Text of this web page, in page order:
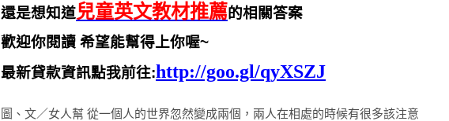
還是想知道兒童英文教材推薦的相關答案
歡迎你閱讀 希望能幫得上你喔~
最新貸款資訊點我前往:http://goo.gl/qyXSZJ
圖、文／女人幫 從一個人的世界忽然變成兩個，兩人在相處的時候有很多該注意